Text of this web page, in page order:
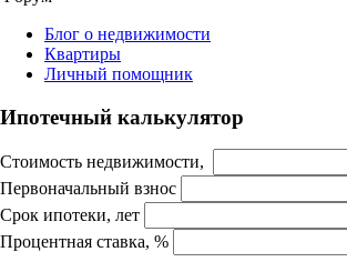
Блог о недвижимости
Квартиры
Личный помощник
Ипотечный калькулятор
Стоимость недвижимости,
Первоначальный взнос
Срок ипотеки, лет
Процентная ставка, %